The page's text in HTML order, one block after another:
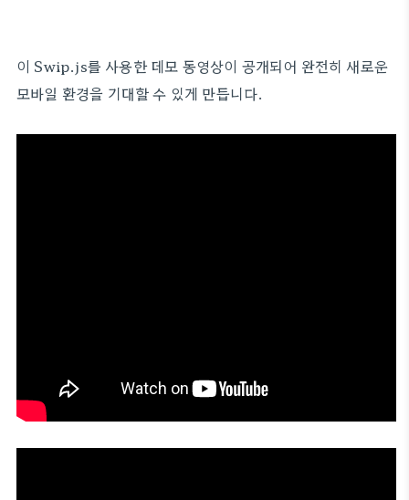
이 Swip.js를 사용한 데모 동영상이 공개되어 완전히 새로운
모바일 환경을 기대할 수 있게 만듭니다.